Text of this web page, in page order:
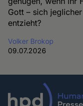
Gott – sich
entzieht?
Volker Brokop
09.07.2026